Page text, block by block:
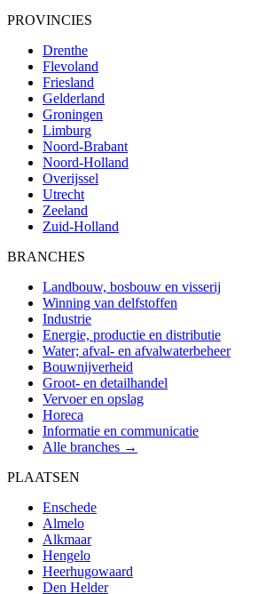
PROVINCIES
Drenthe
Flevoland
Friesland
Gelderland
Groningen
Limburg
Noord-Brabant
Noord-Holland
Overijssel
Utrecht
Zeeland
Zuid-Holland
BRANCHES
Landbouw, bosbouw en visserij
Winning van delfstoffen
Industrie
Energie, productie en distributie
Water; afval- en afvalwaterbeheer
Bouwnijverheid
Groot- en detailhandel
Vervoer en opslag
Horeca
Informatie en communicatie
Alle branches →
PLAATSEN
Enschede
Almelo
Alkmaar
Hengelo
Heerhugowaard
Den Helder